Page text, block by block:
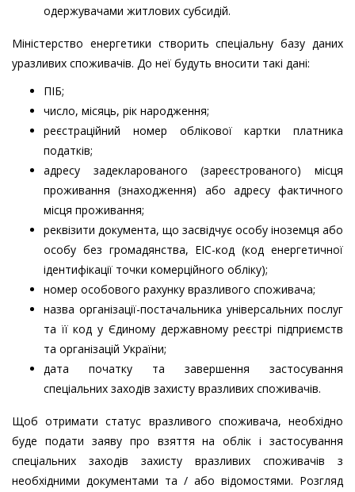
одержувачами житлових субсидій.
Міністерство енергетики створить спеціальну базу даних
уразливих споживачів. До неї будуть вносити такі дані:
ПІБ;
число, місяць, рік народження;
реєстраційний номер облікової картки платника
податків;
адресу задекларованого (зареєстрованого) місця
проживання (знаходження) або адресу фактичного
місця проживання;
реквізити документа, що засвідчує особу іноземця або
особу без громадянства, ЕІС-код (код енергетичної
ідентифікації точки комерційного обліку);
номер особового рахунку вразливого споживача;
назва організації-постачальника універсальних послуг
та її код у Єдиному державному реєстрі підприємств
та організацій України;
дата початку та завершення застосування
спеціальних заходів захисту вразливих споживачів.
Щоб отримати статус вразливого споживача, необхідно
буде подати заяву про взяття на облік і застосування
спеціальних заходів захисту вразливих споживачів з
необхідними документами та / або відомостями. Розгляд